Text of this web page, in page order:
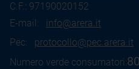
C.F.: 97190020152
E-mail: info@arera.it
Pec: protocollo@pec.arera.it
Numero verde consumatori: